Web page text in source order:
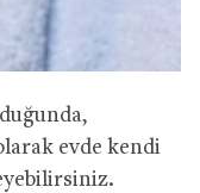
evde kendi